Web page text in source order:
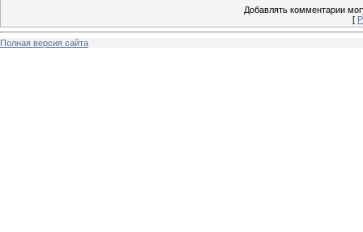
Добавлять комментарии
[
Полная версия сайта